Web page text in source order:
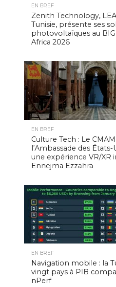
EN BREF
Zenith Technology,
Tunisie, présente ses
photovoltaïques au BIG
Africa 2026
EN BREF
Culture Tech : Le
l’Ambassade des
une expérience VR/XR
Ennejma Ezzahra
EN BREF
Navigation mobile : la
vingt pays à PIB
nPerf